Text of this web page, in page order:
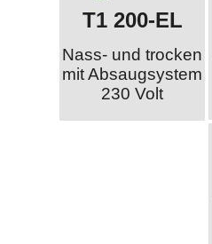
T1 200-EL
Nass- und trocken
mit Absaugsystem
230 Volt